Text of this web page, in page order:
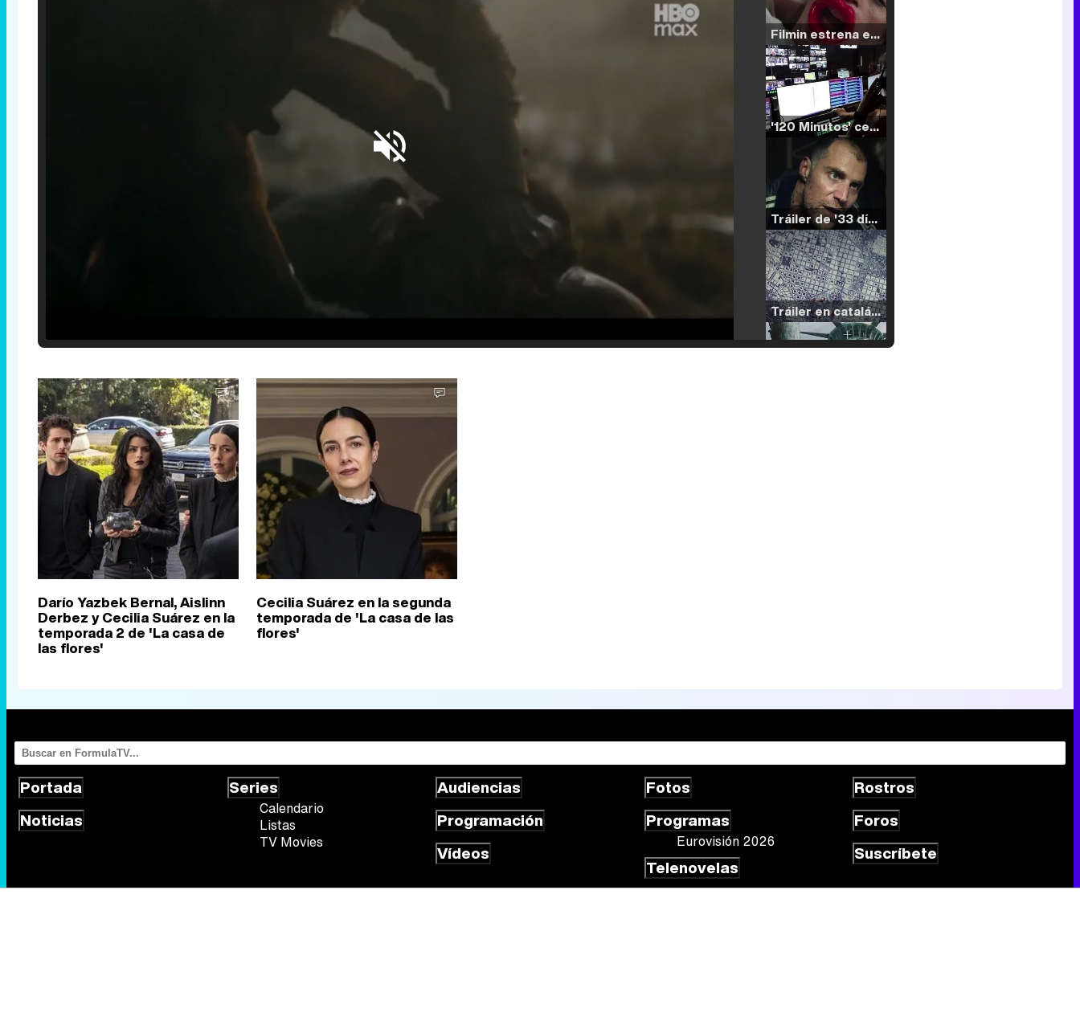
Filmin estrena el tráiler de 'Millennial Mal', su nueva comedia universitaria de la mano de Lorena Iglesias
'120 Minutos' celebra sus 2.000 programas en Telemadrid con un vídeo del día a día en la redacción
Tráiler de '33 días', la nueva serie de Atresplayer con Julián Villagrán y José Manuel Poga
Tráiler en catalán de 'Ravalear', la nueva serie de HBO Max sobre los fondos buitre
Darío Yazbek Bernal, Aislinn
Derbez y Cecilia Suárez en la
temporada 2 de 'La casa de
las flores'
Cecilia Suárez en la segunda
temporada de 'La casa de las
flores'
Portada
Noticias
Series
Calendario
Listas
TV Movies
Audiencias
Programación
Vídeos
Fotos
Programas
Eurovisión 2026
Telenovelas
Rostros
Foros
Suscríbete